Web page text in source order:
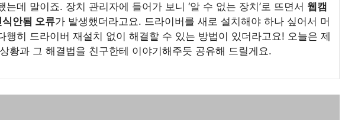
는데 말이죠. 장치 관리자에 들어가 보니 ‘알 수 없는 장치’로 뜨면서 웹캠
안됨 오류가 발생했더라고요. 드라이버를 새로 설치해야 하나 싶어서 머
행히 드라이버 재설치 없이 해결할 수 있는 방법이 있더라고요! 오늘은 제
황과 그 해결법을 친구한테 이야기해주듯 공유해 드릴게요.